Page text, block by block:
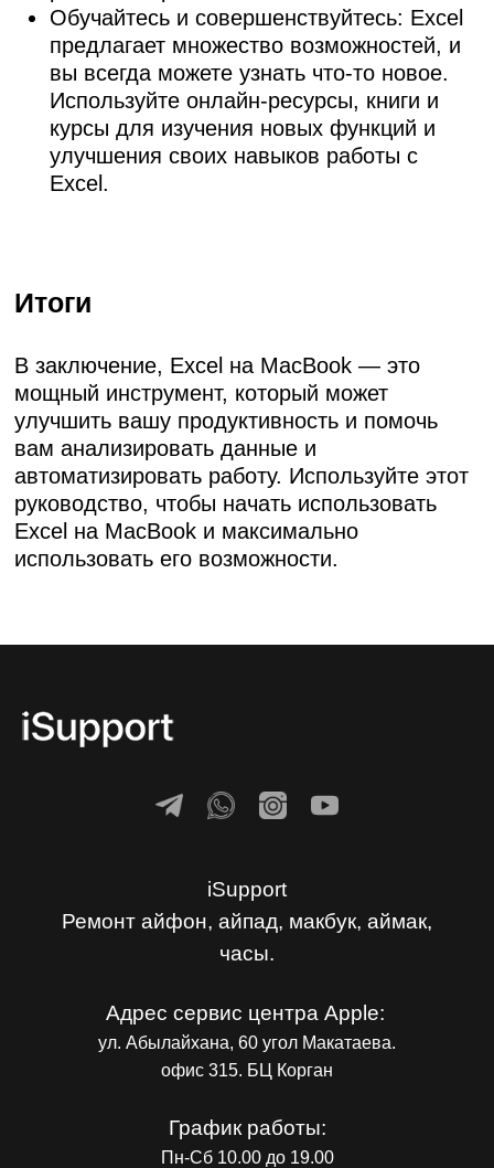
Обучайтесь и совершенствуйтесь: Excel
предлагает множество возможностей, и
вы всегда можете узнать что-то новое.
Используйте онлайн-ресурсы, книги и
курсы для изучения новых функций и
улучшения своих навыков работы с
Excel.
Итоги
В заключение, Excel на MacBook — это
мощный инструмент, который может
улучшить вашу продуктивность и помочь
вам анализировать данные и
автоматизировать работу. Используйте этот
руководство, чтобы начать использовать
Excel на MacBook и максимально
использовать его возможности.
iSupport
Ремонт айфон, айпад, макбук, аймак,
часы.
Адрес сервис центра Apple:
ул. Абылайхана, 60 угол Макатаева.
офис 315. БЦ Корган
График работы:
Пн-Сб 10.00 до 19.00